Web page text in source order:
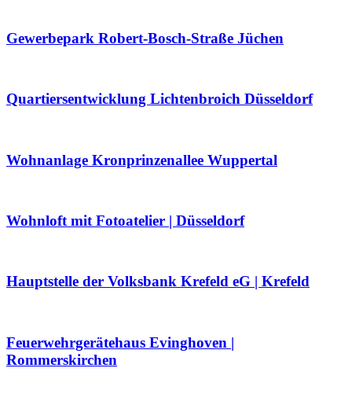
Gewerbepark Robert-Bosch-Straße Jüchen
Quartiersentwicklung Lichtenbroich Düsseldorf
Wohnanlage Kronprinzenallee Wuppertal
Wohnloft mit Fotoatelier | Düsseldorf
Hauptstelle der Volksbank Krefeld eG | Krefeld
Feuerwehrgerätehaus Evinghoven |
Rommerskirchen